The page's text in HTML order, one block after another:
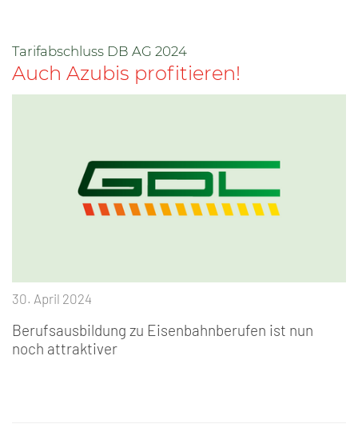
Tarifabschluss DB AG 2024
Auch Azubis profitieren!
30. April 2024
Berufsausbildung zu Eisenbahnberufen ist nun
noch attraktiver